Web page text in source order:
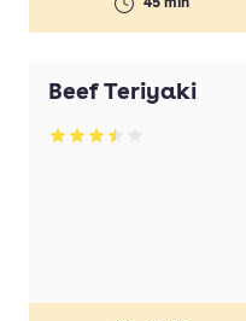
45 min
Beef Teriyaki
Betyg: 3.5 av 5